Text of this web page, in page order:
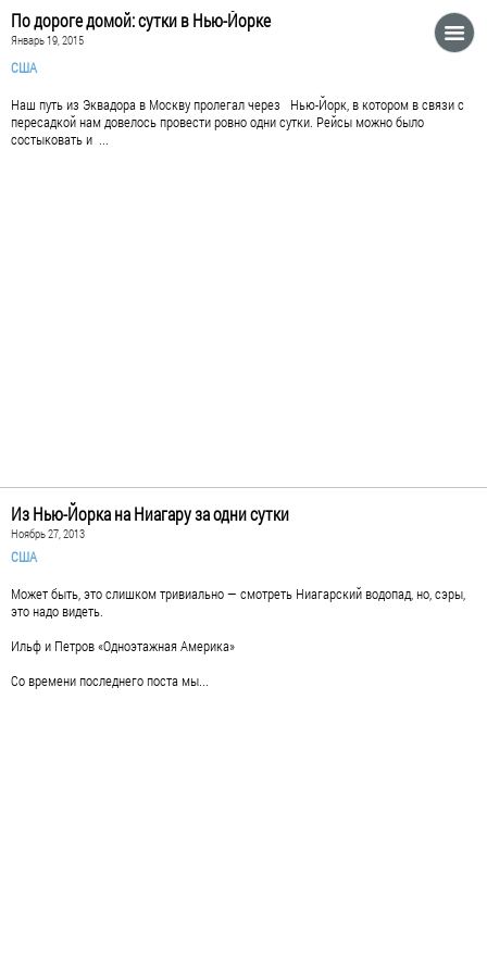
По дороге домой: сутки в Нью-Йорке
Январь 19, 2015
США
Наш путь из Эквадора в Москву пролегал через Нью-Йорк, в котором в связи с
пересадкой нам довелось провести ровно одни сутки. Рейсы можно было
состыковать и ...
Из Нью-Йорка на Ниагару за одни сутки
Ноябрь 27, 2013
США
Может быть, это слишком тривиально — смотреть Ниагарский водопад, но, сэры,
это надо видеть.
Ильф и Петров «Одноэтажная Америка»
Со времени последнего поста мы...